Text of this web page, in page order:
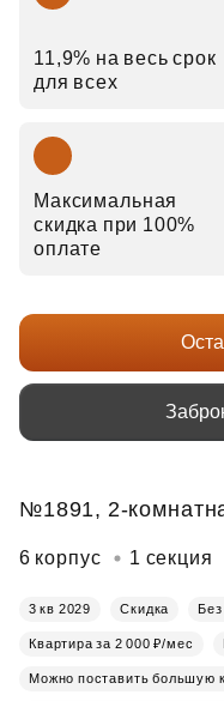
11,9% на весь срок
для всех
Максимальная
скидка при 100%
оплате
№1891, 2-
6 корпус 1 секция
3 кв 2029 Скидка
Квартира за 2 000 ₽/мес
Можно поставить большую